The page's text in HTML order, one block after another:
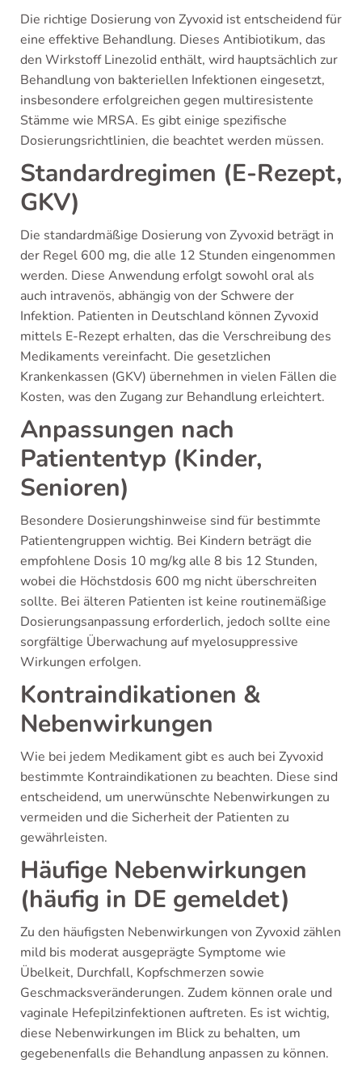
Die richtige Dosierung von Zyvoxid ist entscheidend für
eine effektive Behandlung. Dieses Antibiotikum, das
den Wirkstoff Linezolid enthält, wird hauptsächlich zur
Behandlung von bakteriellen Infektionen eingesetzt,
insbesondere erfolgreichen gegen multiresistente
Stämme wie MRSA. Es gibt einige spezifische
Dosierungsrichtlinien, die beachtet werden müssen.
Standardregimen (E-Rezept,
GKV)
Die standardmäßige Dosierung von Zyvoxid beträgt in
der Regel 600 mg, die alle 12 Stunden eingenommen
werden. Diese Anwendung erfolgt sowohl oral als
auch intravenös, abhängig von der Schwere der
Infektion. Patienten in Deutschland können Zyvoxid
mittels E-Rezept erhalten, das die Verschreibung des
Medikaments vereinfacht. Die gesetzlichen
Krankenkassen (GKV) übernehmen in vielen Fällen die
Kosten, was den Zugang zur Behandlung erleichtert.
Anpassungen nach
Patiententyp (Kinder,
Senioren)
Besondere Dosierungshinweise sind für bestimmte
Patientengruppen wichtig. Bei Kindern beträgt die
empfohlene Dosis 10 mg/kg alle 8 bis 12 Stunden,
wobei die Höchstdosis 600 mg nicht überschreiten
sollte. Bei älteren Patienten ist keine routinemäßige
Dosierungsanpassung erforderlich, jedoch sollte eine
sorgfältige Überwachung auf myelosuppressive
Wirkungen erfolgen.
Kontraindikationen &
Nebenwirkungen
Wie bei jedem Medikament gibt es auch bei Zyvoxid
bestimmte Kontraindikationen zu beachten. Diese sind
entscheidend, um unerwünschte Nebenwirkungen zu
vermeiden und die Sicherheit der Patienten zu
gewährleisten.
Häufige Nebenwirkungen
(häufig in DE gemeldet)
Zu den häufigsten Nebenwirkungen von Zyvoxid zählen
mild bis moderat ausgeprägte Symptome wie
Übelkeit, Durchfall, Kopfschmerzen sowie
Geschmacksveränderungen. Zudem können orale und
vaginale Hefepilzinfektionen auftreten. Es ist wichtig,
diese Nebenwirkungen im Blick zu behalten, um
gegebenenfalls die Behandlung anpassen zu können.